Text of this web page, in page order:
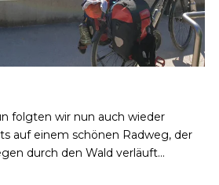
folgten wir nun auch wieder
auf einem schönen Radweg, der
durch den Wald verläuft...